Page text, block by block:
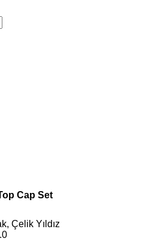
Cap Set
Çelik Yıldız